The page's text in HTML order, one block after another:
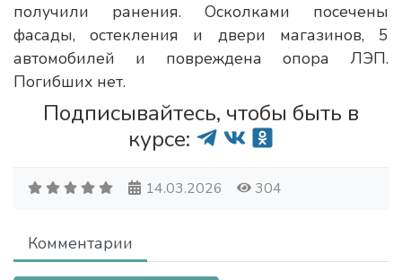
получили ранения. Осколками посечены
фасады, остекления и двери магазинов, 5
автомобилей и повреждена опора ЛЭП.
Погибших нет.
Подписывайтесь, чтобы быть в
курсе:
14.03.2026 304
Комментарии